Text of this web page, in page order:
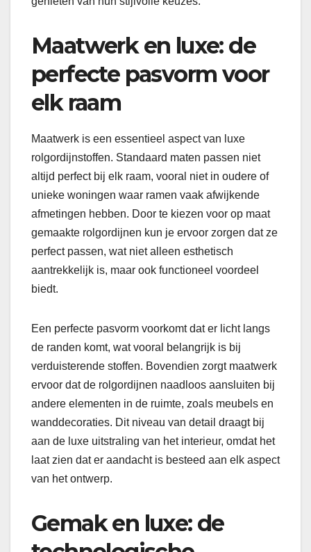
Maatwerk en luxe: de
perfecte pasvorm voor
elk raam
Maatwerk is een essentieel aspect van luxe
rolgordijnstoffen. Standaard maten passen niet
altijd perfect bij elk raam, vooral niet in oudere of
unieke woningen waar ramen vaak afwijkende
afmetingen hebben. Door te kiezen voor op maat
gemaakte rolgordijnen kun je ervoor zorgen dat ze
perfect passen, wat niet alleen esthetisch
aantrekkelijk is, maar ook functioneel voordeel
biedt.
Een perfecte pasvorm voorkomt dat er licht langs
de randen komt, wat vooral belangrijk is bij
verduisterende stoffen. Bovendien zorgt maatwerk
ervoor dat de rolgordijnen naadloos aansluiten bij
andere elementen in de ruimte, zoals meubels en
wanddecoraties. Dit niveau van detail draagt bij
aan de luxe uitstraling van het interieur, omdat het
laat zien dat er aandacht is besteed aan elk aspect
van het ontwerp.
Gemak en luxe: de